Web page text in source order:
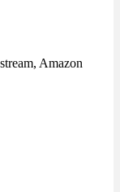
Amazon